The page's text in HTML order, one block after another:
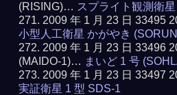
(RISING)… スプライト観測衛
2009 年 1 月 23 日 33495
小型人工衛星 かがやき
2009 年 1 月 23 日 33496
(MAIDO-1)… まいど 1 号
2009 年 1 月 23 日 33497
実証衛星 1 型 SDS-1